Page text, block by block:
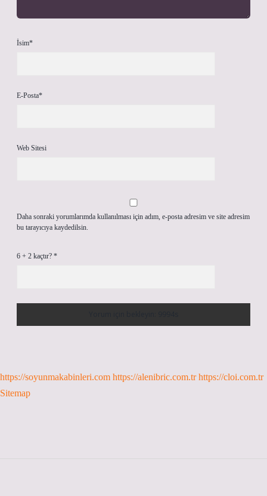
İsim*
E-Posta*
Web Sitesi
Daha sonraki yorumlarımda kullanılması için adım, e-posta adresim ve site adresim
bu tarayıcıya kaydedilsin.
6 + 2 kaçtır? *
https://soyunmakabinleri.com https://alenibric.com.tr https://cloi.com.tr
Sitemap